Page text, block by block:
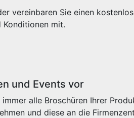
vereinbaren Sie einen
Konditionen mit.
und Events vor
alle Broschüren Ihrer
und diese an die